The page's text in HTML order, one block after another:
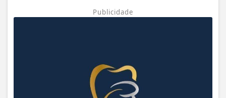
Publicidade